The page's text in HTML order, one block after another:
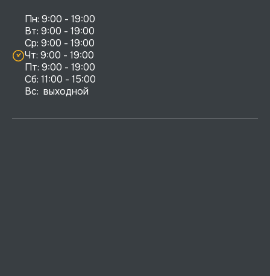
Пн: 9:00 - 19:00
Вт: 9:00 - 19:00
Ср: 9:00 - 19:00
Чт: 9:00 - 19:00
Пт: 9:00 - 19:00
Сб: 11:00 - 15:00
Вс:  выходной